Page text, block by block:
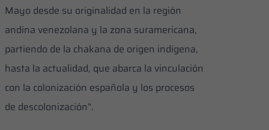
Mayo desde su originalidad en la región
andina venezolana y la zona suramericana,
partiendo de la chakana de origen indígena,
hasta la actualidad, que abarca la vinculación
con la colonización española y los procesos
de descolonización”.